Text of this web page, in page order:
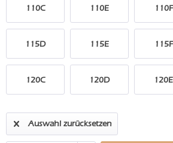
110C 110E 110F
115D 115E 115F
120C 120D 120E
Auswahl zurücksetzen